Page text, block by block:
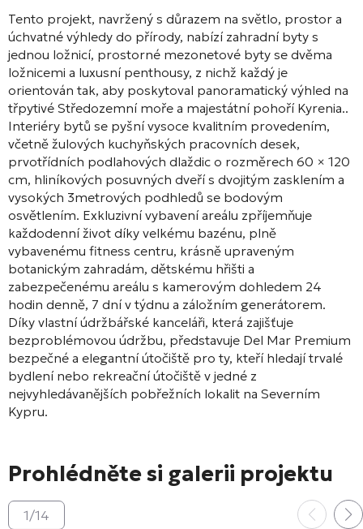
Tento projekt, navržený s důrazem na světlo, prostor a
úchvatné výhledy do přírody, nabízí zahradní byty s
jednou ložnicí, prostorné mezonetové byty se dvěma
ložnicemi a luxusní penthousy, z nichž každý je
orientován tak, aby poskytoval panoramatický výhled na
třpytivé Středozemní moře a majestátní pohoří Kyrenia..
Interiéry bytů se pyšní vysoce kvalitním provedením,
včetně žulových kuchyňských pracovních desek,
prvotřídních podlahových dlaždic o rozměrech 60 × 120
cm, hliníkových posuvných dveří s dvojitým zasklením a
vysokých 3metrových podhledů se bodovým
osvětlením. Exkluzivní vybavení areálu zpříjemňuje
každodenní život díky velkému bazénu, plně
vybavenému fitness centru, krásně upraveným
botanickým zahradám, dětskému hřišti a
zabezpečenému areálu s kamerovým dohledem 24
hodin denně, 7 dní v týdnu a záložním generátorem.
Díky vlastní údržbářské kanceláři, která zajišťuje
bezproblémovou údržbu, představuje Del Mar Premium
bezpečné a elegantní útočiště pro ty, kteří hledají trvalé
bydlení nebo rekreační útočiště v jedné z
nejvyhledávanějších pobřežních lokalit na Severním
Kypru.
Prohlédněte si galerii projektu
1/14